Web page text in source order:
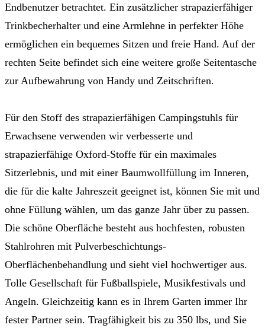
Endbenutzer betrachtet. Ein zusätzlicher strapazierfähiger
Trinkbecherhalter und eine Armlehne in perfekter Höhe
ermöglichen ein bequemes Sitzen und freie Hand. Auf der
rechten Seite befindet sich eine weitere große Seitentasche
zur Aufbewahrung von Handy und Zeitschriften.
Für den Stoff des strapazierfähigen Campingstuhls für
Erwachsene verwenden wir verbesserte und
strapazierfähige Oxford-Stoffe für ein maximales
Sitzerlebnis, und mit einer Baumwollfüllung im Inneren,
die für die kalte Jahreszeit geeignet ist, können Sie mit und
ohne Füllung wählen, um das ganze Jahr über zu passen.
Die schöne Oberfläche besteht aus hochfesten, robusten
Stahlrohren mit Pulverbeschichtungs-
Oberflächenbehandlung und sieht viel hochwertiger aus.
Tolle Gesellschaft für Fußballspiele, Musikfestivals und
Angeln. Gleichzeitig kann es in Ihrem Garten immer Ihr
fester Partner sein. Tragfähigkeit bis zu 350 lbs, und Sie